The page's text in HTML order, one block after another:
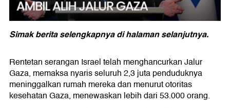
Simak berita selengkapnya di halaman selanjutnya.
Rentetan serangan Israel telah menghancurkan Jalur
Gaza, memaksa nyaris seluruh 2,3 juta penduduknya
meninggalkan rumah mereka dan menurut otoritas
kesehatan Gaza, menewaskan lebih dari 53.000 orang.